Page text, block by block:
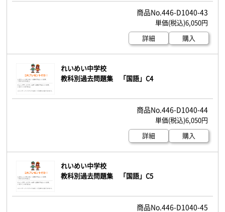
446-D1040-43
6,050円
詳細
購入
れいめい中学校
教科別過去問題集 「国語」C4
446-D1040-44
6,050円
詳細
購入
れいめい中学校
教科別過去問題集 「国語」C5
446-D1040-45